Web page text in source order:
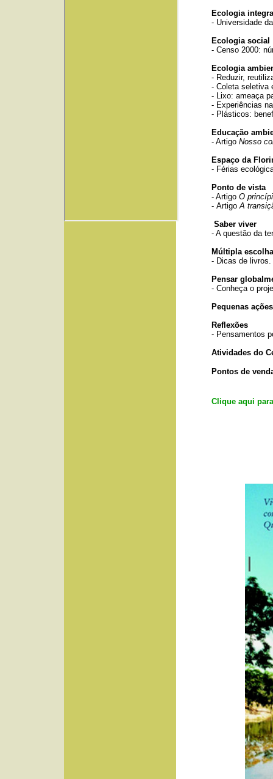
Ecologia
- Universidade
Ecologia social
- Censo 2000:
Ecologia
- Reduzir,
- Coleta seletiva
- Lixo: ameaça
- Experiências
- Plásticos:
Educação
- Artigo Nosso
Espaço da
- Férias
Ponto de vista
- Artigo O
- ArtigoA
Saber viver
- A questão da
Múltipla escolha
- Dicas de livros.
Pensar
- Conheça o
Pequenas
Reflexões
- Pensamentos
Atividades do
Pontos de
Clique aqui